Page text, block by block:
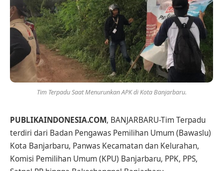
Tim Terpadu Saat Menurunkan APK di Kota Banjarbaru.
PUBLIKAINDONESIA.COM, BANJARBARU-Tim Terpadu
terdiri dari Badan Pengawas Pemilihan Umum (Bawaslu)
Kota Banjarbaru, Panwas Kecamatan dan Kelurahan,
Komisi Pemilihan Umum (KPU) Banjarbaru, PPK, PPS,